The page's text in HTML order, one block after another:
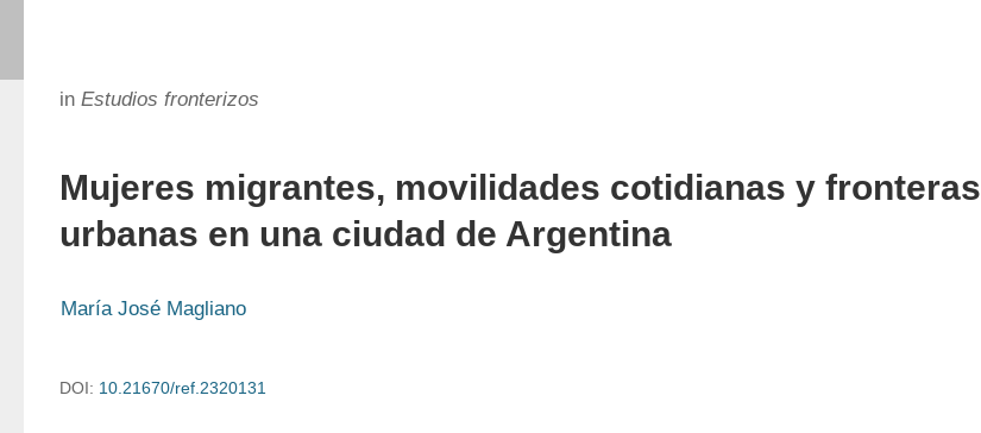
in Estudios fronterizos
Mujeres migrantes, movilidades cotidianas y fronteras
urbanas en una ciudad de Argentina
María José Magliano
DOI: 10.21670/ref.2320131